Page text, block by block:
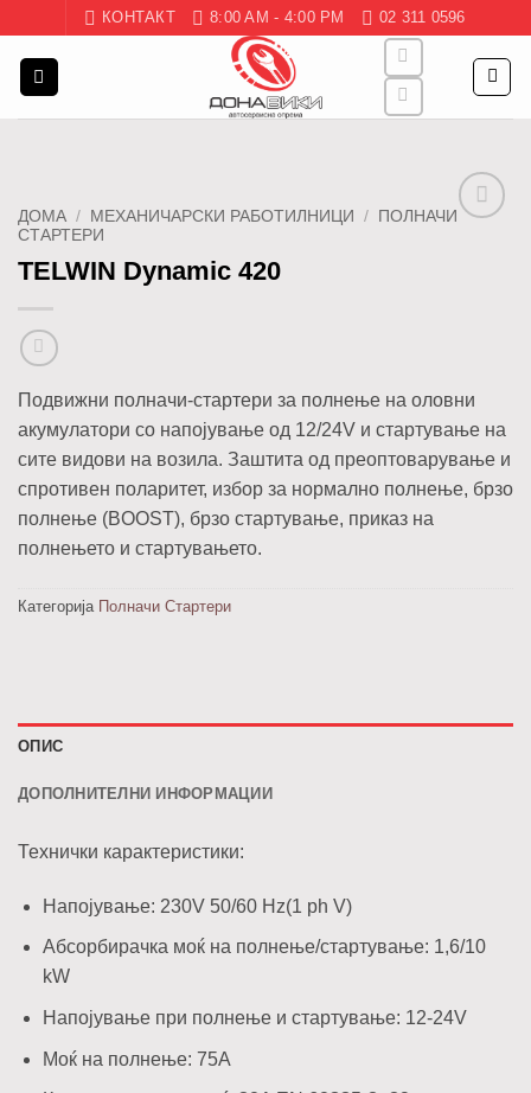
content
КОНТАКТ 8:00 AM - 4:00 PM 02 311 0596
ДОМА / МЕХАНИЧАРСКИ РАБОТИЛНИЦИ /
ПОЛНАЧИ
СТАРТЕРИ
TELWIN Dynamic 420
Подвижни полначи-стартери за полнење на оловни
акумулатори со напојување од 12/24V и стартување на
сите видови на возила. Заштита од преоптоварување и
спротивен поларитет, избор за нормално полнење, брзо
полнење (BOOST), брзо стартување, приказ на
полнењето и стартувањето.
Категорија Полначи Стартери
ОПИС
ДОПОЛНИТЕЛНИ ИНФОРМАЦИИ
Технички карактеристики:
Напојување: 230V 50/60 Hz(1 ph V)
Абсорбирачка моќ на полнење/стартување: 1,6/10
kW
Напојување при полнење и стартување: 12-24V
Моќ на полнење: 75A